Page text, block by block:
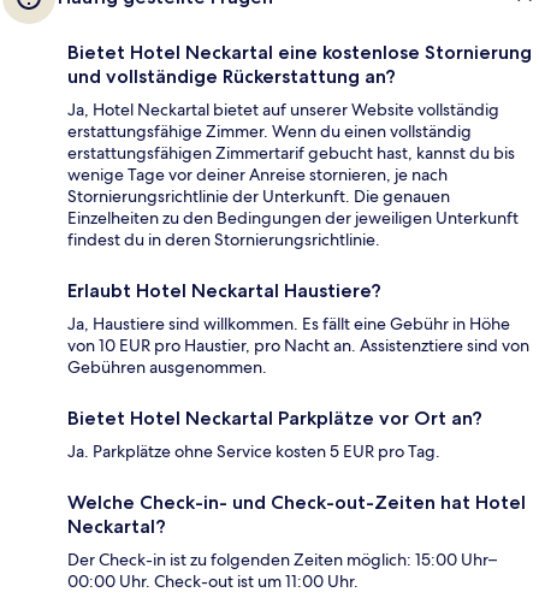
Bietet Hotel Neckartal eine kostenlose Stornierung
und vollständige Rückerstattung an?
Ja, Hotel Neckartal bietet auf unserer Website vollständig
erstattungsfähige Zimmer. Wenn du einen vollständig
erstattungsfähigen Zimmertarif gebucht hast, kannst du bis
wenige Tage vor deiner Anreise stornieren, je nach
Stornierungsrichtlinie der Unterkunft. Die genauen
Einzelheiten zu den Bedingungen der jeweiligen Unterkunft
findest du in deren Stornierungsrichtlinie.
Erlaubt Hotel Neckartal Haustiere?
Ja, Haustiere sind willkommen. Es fällt eine Gebühr in Höhe
von 10 EUR pro Haustier, pro Nacht an. Assistenztiere sind von
Gebühren ausgenommen.
Bietet Hotel Neckartal Parkplätze vor Ort an?
Ja. Parkplätze ohne Service kosten 5 EUR pro Tag.
Welche Check-in- und Check-out-Zeiten hat Hotel
Neckartal?
Der Check-in ist zu folgenden Zeiten möglich: 15:00 Uhr–
00:00 Uhr. Check-out ist um 11:00 Uhr.